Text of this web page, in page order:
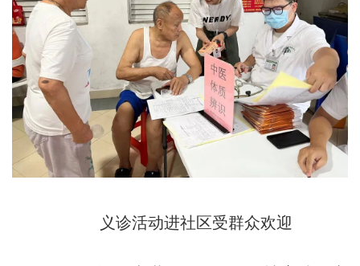
义诊活动进社区受群众欢迎